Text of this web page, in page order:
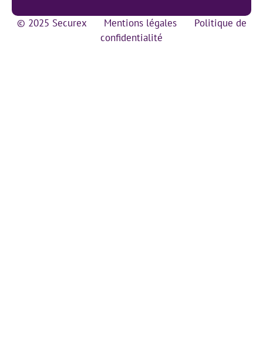
© 2025 Securex Mentions légales
Politique de
confidentialité